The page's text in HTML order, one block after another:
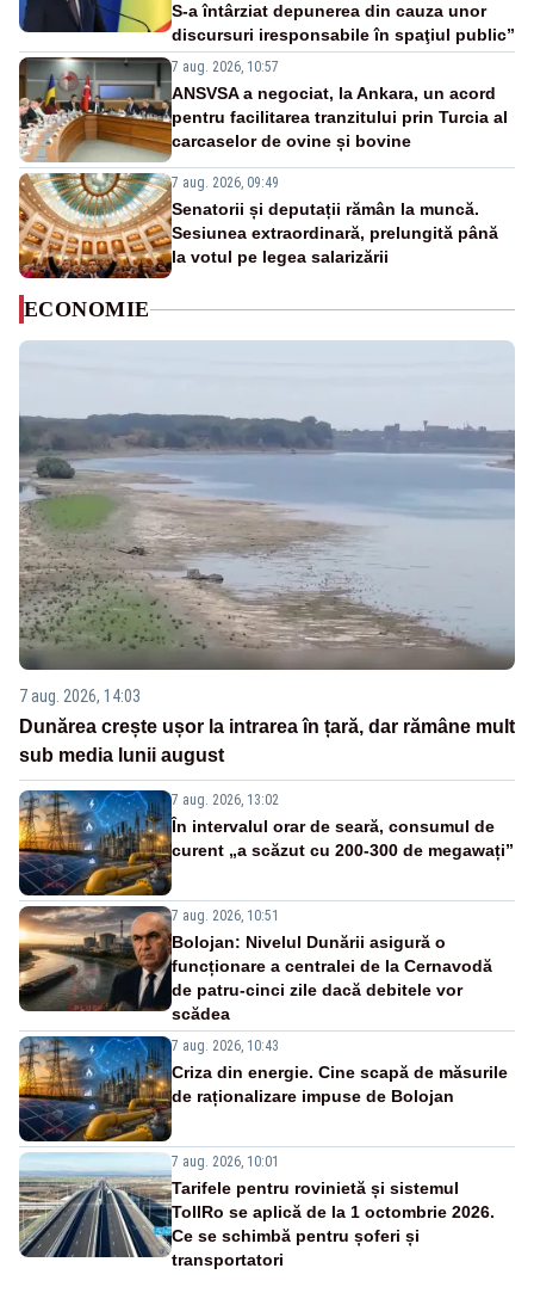
S-a întârziat depunerea din cauza unor
discursuri iresponsabile în spaţiul public”
7 aug. 2026, 10:57
ANSVSA a negociat, la Ankara, un acord
pentru facilitarea tranzitului prin Turcia al
carcaselor de ovine și bovine
7 aug. 2026, 09:49
Senatorii și deputații rămân la muncă.
Sesiunea extraordinară, prelungită până
la votul pe legea salarizării
ECONOMIE
7 aug. 2026, 14:03
Dunărea crește ușor la intrarea în țară, dar rămâne mult
sub media lunii august
7 aug. 2026, 13:02
În intervalul orar de seară, consumul de
curent „a scăzut cu 200-300 de megawați”
7 aug. 2026, 10:51
Bolojan: Nivelul Dunării asigură o
funcționare a centralei de la Cernavodă
de patru-cinci zile dacă debitele vor
scădea
7 aug. 2026, 10:43
Criza din energie. Cine scapă de măsurile
de raționalizare impuse de Bolojan
7 aug. 2026, 10:01
Tarifele pentru rovinietă și sistemul
TollRo se aplică de la 1 octombrie 2026.
Ce se schimbă pentru șoferi și
transportatori